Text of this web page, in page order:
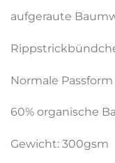
aufgeraute
Normale Passform
60% organische
Gewicht: 300gsm